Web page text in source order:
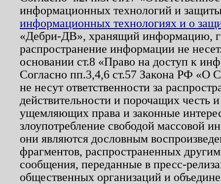
информационных технологий и
информационных технологиях и о
«Дебри-ДВ», хранящий информацию,
распространение информации не
основании ст.8 «Право на доступ к
Согласно пп.3,4,6 ст.57 Закона РФ «О
не несут ответственности за
действительности и порочащих честь
ущемляющих права и законные
злоупотребление свободой массовой
они являются дословным
фрагментов, распространенных
сообщения, переданные в пресс-
общественных организаций и